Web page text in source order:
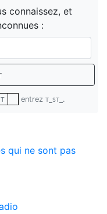
connaissez, et
:
T entrez T_ST_ .
qui ne sont pas